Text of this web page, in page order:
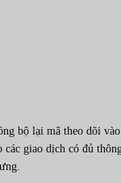
bộ lại mã theo dõi vào
các giao dịch có đủ